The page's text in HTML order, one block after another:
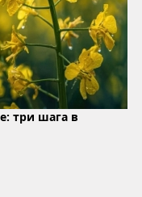
три шага в